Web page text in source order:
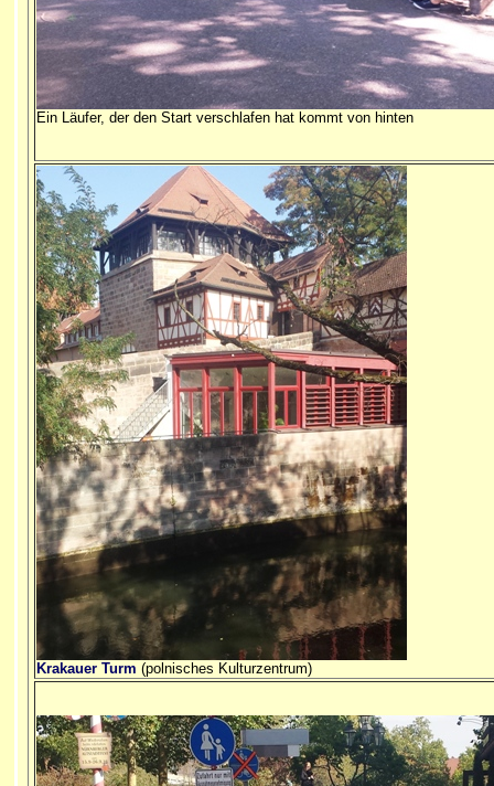
Ein Läufer, der den Start verschlafen hat kommt von hinten
Krakauer Turm (polnisches Kulturzentrum)